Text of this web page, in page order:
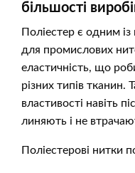
більшості
Поліестер є одним
для промислових
еластичність, що
різних типів тканин.
властивості навіть
линяють і не
Поліестерові нитки